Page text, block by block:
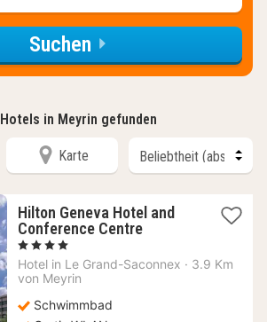
Suchen
Hotels in Meyrin gefunden
Karte
Hilton Geneva Hotel and
Conference Centre1
ab
, 4 Sterne
Hotel in Le Grand-Saconnex · 3.9 Km
von Meyrin
Schwimmbad